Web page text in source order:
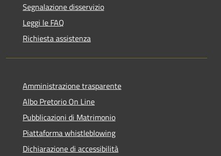
Segnalazione disservizio
Leggi le FAQ
Richiesta assistenza
Amministrazione trasparente
Albo Pretorio On Line
Pubblicazioni di Matrimonio
Piattaforma whistleblowing
Dichiarazione di accessibilità